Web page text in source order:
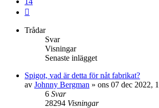
Trådar
Svar
Visningar
Senaste inlägget
Spigot, vad är detta för nåt fabrikat?
av Johnny Bergman » ons 07 dec 2022,
6 Svar
28294 Visningar